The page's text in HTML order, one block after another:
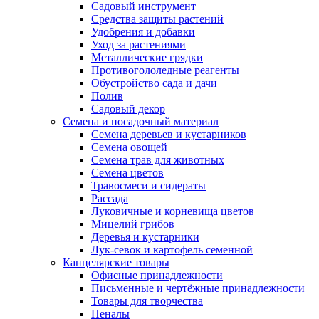
Садовый инструмент
Средства защиты растений
Удобрения и добавки
Уход за растениями
Металлические грядки
Противогололедные реагенты
Обустройство сада и дачи
Полив
Садовый декор
Семена и посадочный материал
Семена деревьев и кустарников
Семена овощей
Семена трав для животных
Семена цветов
Травосмеси и сидераты
Рассада
Луковичные и корневища цветов
Мицелий грибов
Деревья и кустарники
Лук-севок и картофель семенной
Канцелярские товары
Офисные принадлежности
Письменные и чертёжные принадлежности
Товары для творчества
Пеналы